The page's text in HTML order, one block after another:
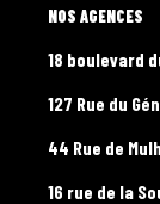
L'AGENCE
18 boulevard
127 Rue du
44 Rue de
16 rue de la